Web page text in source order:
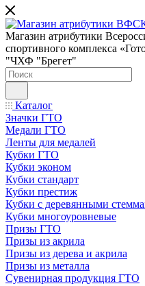
Магазин атрибутики
спортивного комплекса
"ЧХФ "Брегет"
Каталог
Значки ГТО
Медали ГТО
Ленты для медалей
Кубки ГТО
Кубки эконом
Кубки стандарт
Кубки престиж
Кубки с деревянными
Кубки многоуровневые
Призы ГТО
Призы из акрила
Призы из дерева и акрила
Призы из металла
Сувенирная продукция ГТО